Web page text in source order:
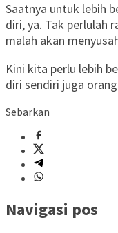
Saatnya untuk lebih
diri, ya. Tak perlulah
malah akan
Kini kita perlu lebih
diri sendiri juga
Sebarkan
Navigasi pos